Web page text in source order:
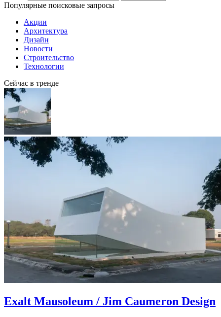
Популярные поисковые запросы
Акции
Архитектура
Дизайн
Новости
Строительство
Технологии
Сейчас в тренде
Exalt Mausoleum / Jim Caumeron Design